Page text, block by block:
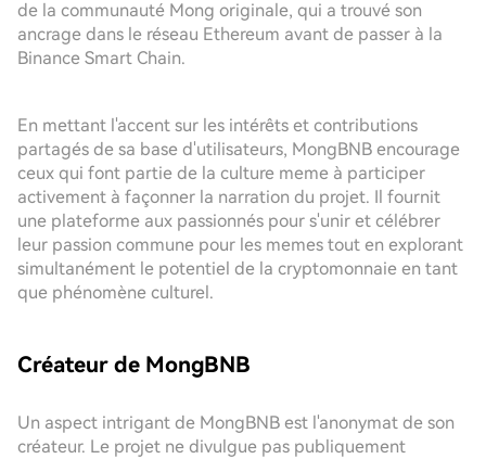
de la communauté Mong originale, qui a trouvé son
ancrage dans le réseau Ethereum avant de passer à la
Binance Smart Chain.
En mettant l'accent sur les intérêts et contributions
partagés de sa base d'utilisateurs, MongBNB encourage
ceux qui font partie de la culture meme à participer
activement à façonner la narration du projet. Il fournit
une plateforme aux passionnés pour s'unir et célébrer
leur passion commune pour les memes tout en explorant
simultanément le potentiel de la cryptomonnaie en tant
que phénomène culturel.
Créateur de MongBNB
Un aspect intrigant de MongBNB est l'anonymat de son
créateur. Le projet ne divulgue pas publiquement